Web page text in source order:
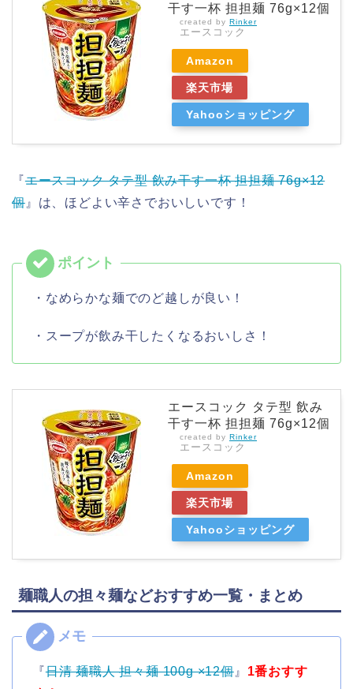
干す一杯 担担麺 76g×12個
created by Rinker
エースコック
Amazon
楽天市場
Yahooショッピング
『エースコック タテ型 飲み干す一杯 担担麺 76g×12
個』は、ほどよい辛さでおいしいです！
・なめらかな麺でのど越しが良い！
・スープが飲み干したくなるおいしさ！
エースコック タテ型 飲み
干す一杯 担担麺 76g×12個
created by Rinker
エースコック
Amazon
楽天市場
Yahooショッピング
麺職人の担々麺などおすすめ一覧・まとめ
『日清 麺職人 担々麺 100g ×12個』 1番おすす